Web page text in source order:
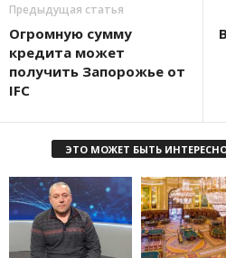
Предыдущая статья
Огромную сумму
кредита может
получить Запорожье от
IFC
ЭТО МОЖЕТ БЫТЬ